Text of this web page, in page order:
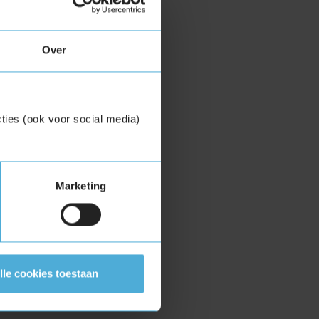
Over
(ook voor social media)
Marketing
cookies toestaan